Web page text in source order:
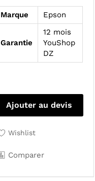
Marque Epson
Garantie
12 mois
YouShop
DZ
Ajouter au devis
Wishlist
Comparer